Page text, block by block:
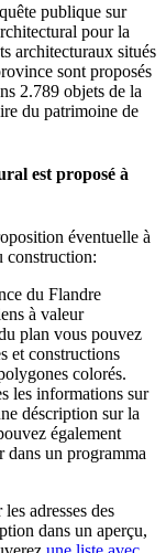
publique sur
pour la
architecturaux situés
sont proposés
2.789 objets de la
du patrimoine de
est proposé à
éventuelle à
construction:
du Flandre
à valeur
plan vous pouvez
et constructions
colorés.
les informations sur
déscription sur la
également
dans un programma
adresses des
dans un aperçu,